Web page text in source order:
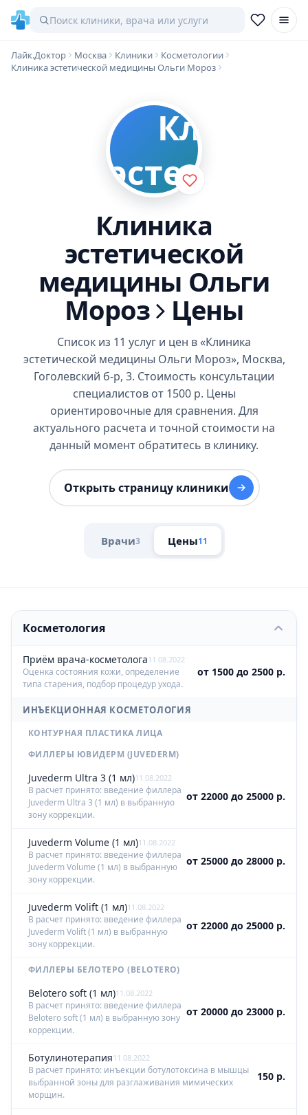
Лайк.Доктор Москва Клиники
Косметологии
Клиника эстетической медицины Ольги Мороз
Клиника
эстетической
медицины Ольги
Мороз Цены
Список из 11 услуг и цен в «Клиника
эстетической медицины Ольги Мороз», Москва,
Гоголевский б-р, 3. Стоимость консультации
специалистов от 1500 р. Цены
ориентировочные для сравнения. Для
актуального расчета и точной стоимости на
данный момент обратитесь в клинику.
Открыть страницу клиники
Врачи3 Цены11
Косметология
Приём врача-косметолога11.08.2022
Оценка состояния кожи, определение
типа старения, подбор процедур ухода.
от 1500 до 2500 р.
ИНЪЕКЦИОННАЯ КОСМЕТОЛОГИЯ
КОНТУРНАЯ ПЛАСТИКА ЛИЦА
ФИЛЛЕРЫ ЮВИДЕРМ (JUVEDERM)
Juvederm Ultra 3 (1 мл)11.08.2022
В расчет принято: введение филлера
Juvederm Ultra 3 (1 мл) в выбранную
зону коррекции.
от 22000 до 25000 р.
Juvederm Volume (1 мл)11.08.2022
В расчет принято: введение филлера
Juvederm Volume (1 мл) в выбранную
зону коррекции.
от 25000 до 28000 р.
Juvederm Volift (1 мл)11.08.2022
В расчет принято: введение филлера
Juvederm Volift (1 мл) в выбранную
зону коррекции.
от 22000 до 25000 р.
ФИЛЛЕРЫ БЕЛОТЕРО (BELOTERO)
Belotero soft (1 мл)11.08.2022
В расчет принято: введение филлера
Belotero soft (1 мл) в выбранную зону
коррекции.
от 20000 до 23000 р.
Ботулинотерапия11.08.2022
В расчет принято: инъекции ботулотоксина в мышцы
выбранной зоны для разглаживания мимических
морщин.
150 р.